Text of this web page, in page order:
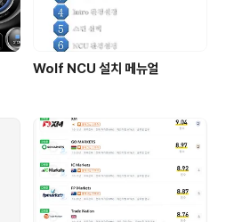
Wolf NCU 설치 메뉴얼